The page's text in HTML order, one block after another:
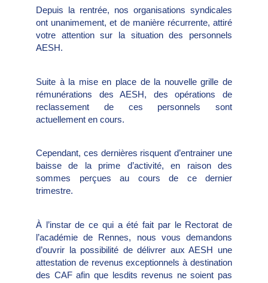
Depuis la rentrée, nos organisations syndicales
ont unanimement, et de manière récurrente, attiré
votre attention sur la situation des personnels
AESH.
Suite à la mise en place de la nouvelle grille de
rémunérations des AESH, des opérations de
reclassement de ces personnels sont
actuellement en cours.
Cependant, ces dernières risquent d’entrainer une
baisse de la prime d’activité, en raison des
sommes perçues au cours de ce dernier
trimestre.
À l’instar de ce qui a été fait par le Rectorat de
l’académie de Rennes, nous vous demandons
d’ouvrir la possibilité de délivrer aux AESH une
attestation de revenus exceptionnels à destination
des CAF afin que lesdits revenus ne soient pas